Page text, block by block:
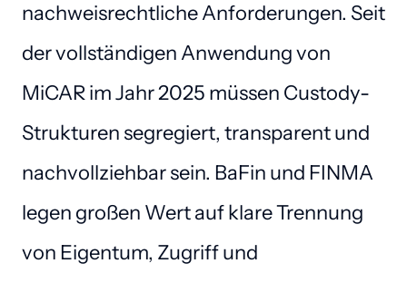
nachweisrechtliche Anforderungen. Seit
der vollständigen Anwendung von
MiCAR im Jahr 2025 müssen Custody-
Strukturen segregiert, transparent und
nachvollziehbar sein. BaFin und FINMA
legen großen Wert auf klare Trennung
von Eigentum, Zugriff und